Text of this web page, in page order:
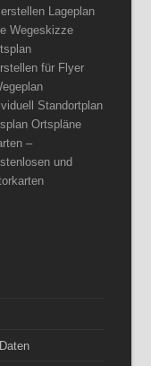
Lageplan
Wegeskizze
für Flyer
Standortplan
Ortspläne
–
und